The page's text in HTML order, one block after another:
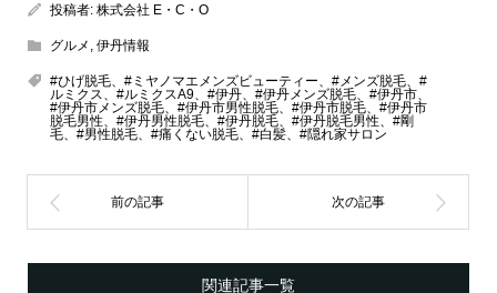
投稿者: 株式会社 E・C・O
グルメ , 伊丹情報
#ひげ脱毛、#ミヤノマエメンズビューティー、#メンズ脱毛、#
ルミクス、#ルミクスA9、#伊丹、#伊丹メンズ脱毛、#伊丹市、
#伊丹市メンズ脱毛、#伊丹市男性脱毛、#伊丹市脱毛、#伊丹市
脱毛男性、#伊丹男性脱毛、#伊丹脱毛、#伊丹脱毛男性、#剛
毛、#男性脱毛、#痛くない脱毛、#白髪、#隠れ家サロン
関連記事一覧